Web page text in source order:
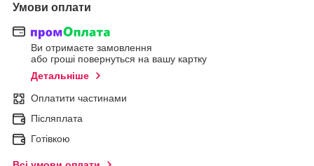
Умови оплати
Ви отримаєте замовлення
або гроші повернуться на вашу картку
Детальніше
Оплатити частинами
Післяплата
Готівкою